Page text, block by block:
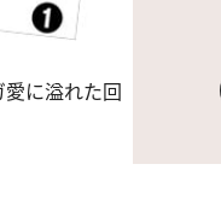
に溢れた回